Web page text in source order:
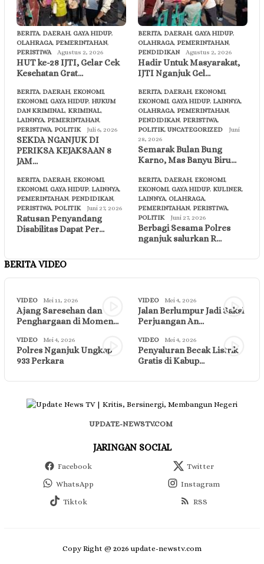
BERITA, DAERAH, GAYA HIDUP,
OLAHRAGA, PEMERINTAHAN,
PERISTIWA
Agustus 2, 2026
HUT ke-28 IJTI, Gelar Cek
Kesehatan Grat…
BERITA, DAERAH, GAYA HIDUP,
OLAHRAGA, PEMERINTAHAN,
PENDIDIKAN
Agustus 2, 2026
Hadir Untuk Masyarakat,
IJTI Nganjuk Gel…
BERITA, DAERAH, EKONOMI,
EKONOMI, GAYA HIDUP, HUKUM
DAN KRIMINAL, KRIMINAL,
LAINNYA, PEMERINTAHAN,
PERISTIWA, POLITIK Juli 6, 2026
SEKDA NGANJUK DI
PERIKSA KEJAKSAAN 8
JAM…
BERITA, DAERAH, EKONOMI,
EKONOMI, GAYA HIDUP, LAINNYA,
OLAHRAGA, PEMERINTAHAN,
PENDIDIKAN, PERISTIWA,
POLITIK, UNCATEGORIZED
Juni
28, 2026
Semarak Bulan Bung
Karno, Mas Banyu Biru…
BERITA, DAERAH, EKONOMI,
EKONOMI, GAYA HIDUP, LAINNYA,
PEMERINTAHAN, PENDIDIKAN,
PERISTIWA, POLITIK Juni 27, 2026
Ratusan Penyandang
Disabilitas Dapat Per…
BERITA, DAERAH, EKONOMI,
EKONOMI, GAYA HIDUP, KULINER,
LAINNYA, OLAHRAGA,
PEMERINTAHAN, PERISTIWA,
POLITIK
Juni 27, 2026
Berbagi Sesama Polres
nganjuk salurkan R…
BERITA VIDEO
VIDEO Mei 11, 2026
Ajang Saresehan dan
Penghargaan di Momen…
VIDEO Mei 4, 2026
Jalan Berlumpur Jadi Saksi
Perjuangan An…
VIDEO Mei 4, 2026
Polres Nganjuk Ungkap
933 Perkara
VIDEO Mei 4, 2026
Penyaluran Becak Listrik
Gratis di Kabup…
UPDATE-NEWSTV.COM
JARINGAN SOCIAL
Facebook
Twitter
WhatsApp
Instagram
Tiktok
RSS
Copy Right @ 2026 update-newstv.com